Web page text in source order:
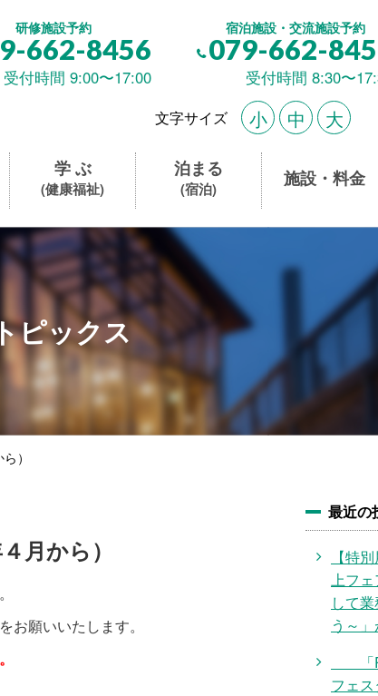
研修施設予約
662-8456
受付時間 9:00〜17:00
宿泊施設・交流施設予約
079-662-
受付時間 8:30〜
文字サイズ 小 中 大
学 ぶ
(健康福祉)
泊まる
(宿泊) 施設・料金
ピックス
）
月から）
お願いいたします。
最近の
【特
上フ
して
う～
「
フェ